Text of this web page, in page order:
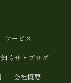
サービス
らせ・ブログ
会社概要